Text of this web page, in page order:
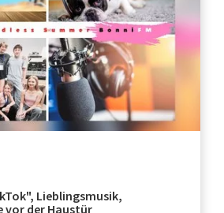
Lieblingsmusik,
vor der Haustür